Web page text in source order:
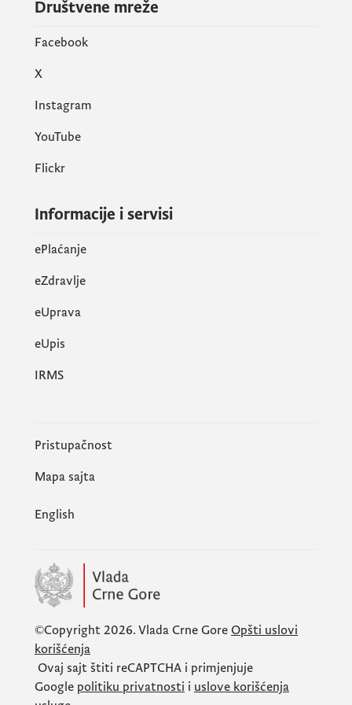
za visoko obrazovanje, kao i da se obrate
za saradnju i programe sa inostranstvom, za
uputstva i pomoć u procesu prijave.
Društvene mreže
Facebook
X
Instagram
YouTube
Flickr
Informacije i servisi
ePlaćanje
eZdravlje
eUprava
еUpis
IRMS
Pristupačnost
Mapa sajta
English
©Copyright 2026. Vlada Crne Gore Opšti uslovi
korišćenja
Ovaj sajt štiti reCAPTCHA i primjenjuje
Google politiku privatnosti i uslove korišćenja